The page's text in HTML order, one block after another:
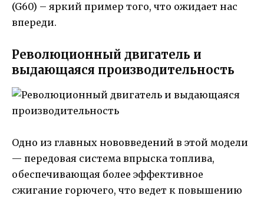
(G60) – яркий пример того, что ожидает нас
впереди.
Революционный двигатель и
выдающаяся производительность
Одно из главных нововведений в этой модели
— передовая система впрыска топлива,
обеспечивающая более эффективное
сжигание горючего, что ведет к повышению